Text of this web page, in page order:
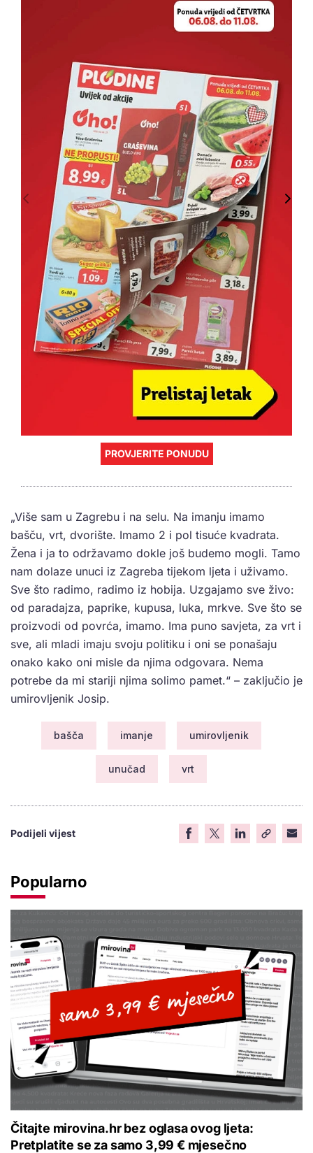
PROVJERITE PONUDU
„Više sam u Zagrebu i na selu. Na imanju imamo
bašču, vrt, dvorište. Imamo 2 i pol tisuće kvadrata.
Žena i ja to održavamo dokle još budemo mogli. Tamo
nam dolaze unuci iz Zagreba tijekom ljeta i uživamo.
Sve što radimo, radimo iz hobija. Uzgajamo sve živo:
od paradajza, paprike, kupusa, luka, mrkve. Sve što se
proizvodi od povrća, imamo. Ima puno savjeta, za vrt i
sve, ali mladi imaju svoju politiku i oni se ponašaju
onako kako oni misle da njima odgovara. Nema
potrebe da mi stariji njima solimo pamet.“ – zaključio je
umirovljenik Josip.
bašča imanje umirovljenik
unučad vrt
Podijeli vijest
Popularno
Čitajte mirovina.hr bez oglasa ovog ljeta:
Pretplatite se za samo 3,99 € mjesečno